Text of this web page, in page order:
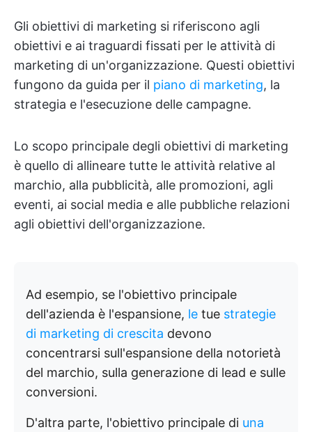
Gli obiettivi di marketing si riferiscono agli
obiettivi e ai traguardi fissati per le attività di
marketing di un'organizzazione. Questi obiettivi
fungono da guida per il piano di marketing, la
strategia e l'esecuzione delle campagne.
Lo scopo principale degli obiettivi di marketing
è quello di allineare tutte le attività relative al
marchio, alla pubblicità, alle promozioni, agli
eventi, ai social media e alle pubbliche relazioni
agli obiettivi dell'organizzazione.
Ad esempio, se l'obiettivo principale
dell'azienda è l'espansione, le tue strategie
di marketing di crescita devono
concentrarsi sull'espansione della notorietà
del marchio, sulla generazione di lead e sulle
conversioni.
D'altra parte, l'obiettivo principale di una